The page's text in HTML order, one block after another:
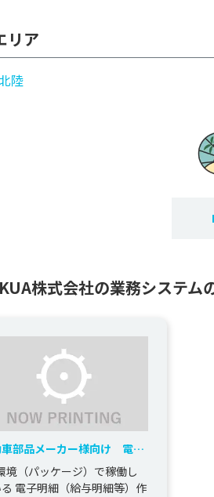
リア
陸
株式会社の業務システム
車部品メーカー様向け 電子
携機能の延命化
境（パッケージ）で稼働し
電子明細（給与明細等）作